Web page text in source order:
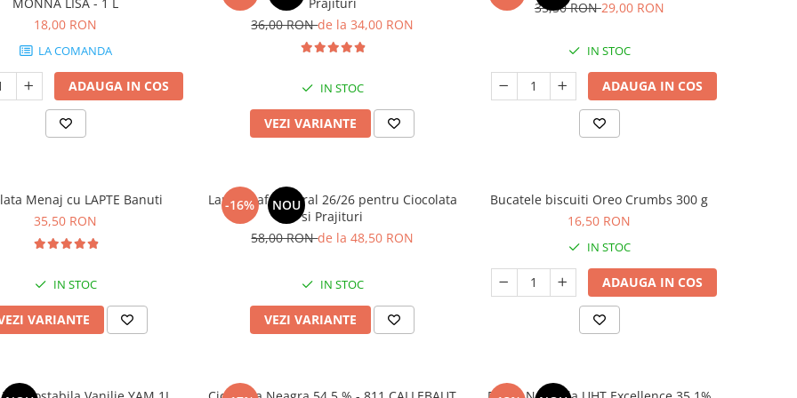
18,00 RON
LA COMANDA
ADAUGA IN COS
36,00 RONde la 34,00 RON
IN STOC
VEZI VARIANTE
35,50 RON29,00 RON
IN STOC
ADAUGA IN COS
Menaj cu LAPTE Banuti
35,50 RON
IN STOC
VARIANTE
-16% NOU
Lapte Praf Integral 26/26 pentru Ciocolata
si Prajituri
58,00 RONde la 48,50 RON
IN STOC
VEZI VARIANTE
Bucatele biscuiti Oreo Crumbs 300 g
16,50 RON
IN STOC
ADAUGA IN COS